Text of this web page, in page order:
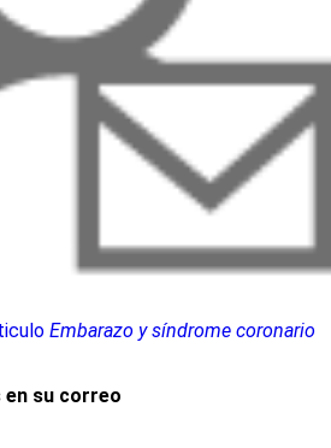
Embarazo y síndrome coronario
en su correo